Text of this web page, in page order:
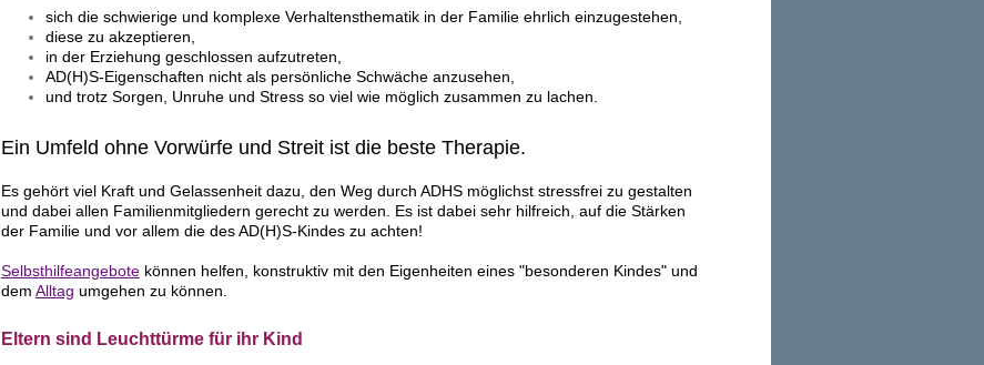
sich die schwierige und komplexe Verhaltensthematik in der Familie ehrlich einzugestehen,
diese zu akzeptieren,
in der Erziehung geschlossen aufzutreten,
AD(H)S-Eigenschaften nicht als persönliche Schwäche anzusehen,
und trotz Sorgen, Unruhe und Stress so viel wie möglich zusammen zu lachen.
Ein Umfeld ohne Vorwürfe und Streit ist die beste Therapie.
Es gehört viel Kraft und Gelassenheit dazu, den Weg durch ADHS möglichst stressfrei zu gestalten
und dabei allen Familienmitgliedern gerecht zu werden. Es ist dabei sehr hilfreich, auf die Stärken
der Familie und vor allem die des AD(H)S-Kindes zu achten!
Selbsthilfeangebotekönnen helfen, konstruktiv mit den Eigenheiten eines "besonderen Kindes" und
dem Alltag umgehen zu können.
Eltern sind Leuchttürme für ihr Kind